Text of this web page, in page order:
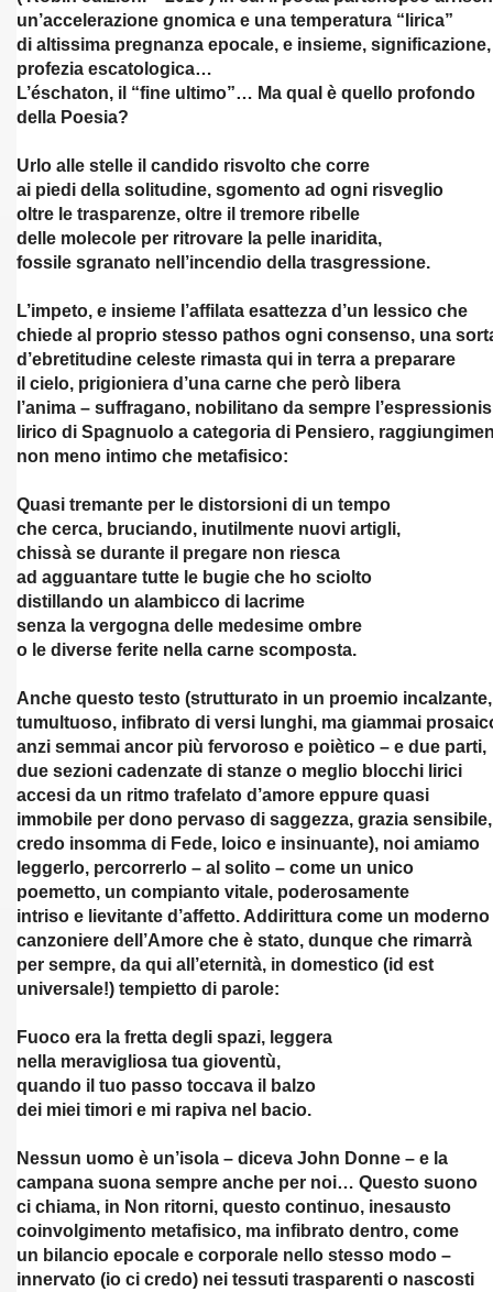
un’accelerazione gnomica e una temperatura “lirica”
di altissima pregnanza epocale, e insieme, significazione,
profezia escatologica…
L’éschaton, il “fine ultimo”… Ma qual è quello profondo
della Poesia?
Urlo alle stelle il candido risvolto che corre
ai piedi della solitudine, sgomento ad ogni risveglio
oltre le trasparenze, oltre il tremore ribelle
delle molecole per ritrovare la pelle inaridita,
fossile sgranato nell’incendio della trasgressione.
L’impeto, e insieme l’affilata esattezza d’un lessico che
chiede al proprio stesso pathos ogni consenso, una
d’ebretitudine celeste rimasta qui in terra a preparare
il cielo, prigioniera d’una carne che però libera
l’anima – suffragano, nobilitano da sempre
lirico di Spagnuolo a categoria di Pensiero,
non meno intimo che metafisico:
Quasi tremante per le distorsioni di un tempo
che cerca, bruciando, inutilmente nuovi artigli,
chissà se durante il pregare non riesca
ad agguantare tutte le bugie che ho sciolto
distillando un alambicco di lacrime
senza la vergogna delle medesime ombre
o le diverse ferite nella carne scomposta.
Anche questo testo (strutturato in un proemio incalzante,
tumultuoso, infibrato di versi lunghi, ma giammai
anzi semmai ancor più fervoroso e poiètico – e due parti,
due sezioni cadenzate di stanze o meglio blocchi lirici
accesi da un ritmo trafelato d’amore eppure quasi
immobile per dono pervaso di saggezza, grazia sensibile,
credo insomma di Fede, loico e insinuante), noi amiamo
leggerlo, percorrerlo – al solito – come un unico
poemetto, un compianto vitale, poderosamente
intriso e lievitante d’affetto. Addirittura come un moderno
canzoniere dell’Amore che è stato, dunque che rimarrà
per sempre, da qui all’eternità, in domestico (id est
universale!) tempietto di parole:
Fuoco era la fretta degli spazi, leggera
nella meravigliosa tua gioventù,
quando il tuo passo toccava il balzo
dei miei timori e mi rapiva nel bacio.
Nessun uomo è un’isola – diceva John Donne – e la
campana suona sempre anche per noi… Questo suono
ci chiama, in Non ritorni, questo continuo, inesausto
coinvolgimento metafisico, ma infibrato dentro, come
un bilancio epocale e corporale nello stesso modo –
innervato (io ci credo) nei tessuti trasparenti o nascosti
28-01-2017
2017
– IV edizione – 2017
DELLA PACE- 2017
- 2017
- 2017
A TRANI LIVE (30-06-2018)
ULIVIERI
A DOMENICO RUGGIERO
CALABRIA)
- ALETTI EDIT.
POETI- 2019
- LA LUCE DELL'ARTE- ROMA
C.INTERNAZ. 21 A PRIMAVERA-ALETTI
A D.R.
15-8-2019